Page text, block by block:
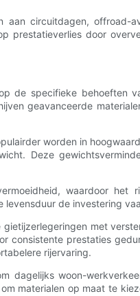
circuitdagen, offroad-
door
de specifieke behoeften
geavanceerde
worden in
Deze
waardoor
de investering
met
consistente prestaties
rijervaring.
dagelijks woon-
materialen op maat te